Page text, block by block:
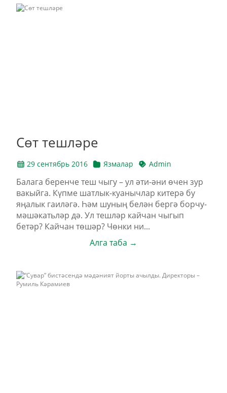
Сөт тешләре
29 сентябрь 2016 Язмалар Admin
Балага беренче теш чыгу – ул әти-әни өчен зур
вакыйга. Күпме шатлык-куанычлар китерә бу
яңалык гаиләгә. Һәм шуның белән бергә борчу-
мәшәкатьләр дә. Ул тешләр кайчан чыгып
бетәр? Кайчан төшәр? Чөнки ни...
Алга таба →